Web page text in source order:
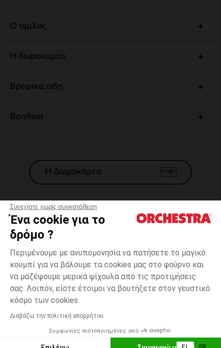
Συνεχίστε χωρίς συγκατάθεση
Ένα cookie για το
δρόμο ?
Περιμένουμε με ανυπομονησία να πατήσετε το μαγικό
κουμπί για να βάλουμε τα cookies μας στο φούρνο και
να μαζέψουμε μερικά ψίχουλα από τις προτιμήσεις
σας. Λοιπόν, είστε έτοιμοι να βουτήξετε στον γευστικό
κόσμο των cookies
Διαβάζω την πολιτική απορρήτου
Συμφωνίες πιστοποιημένες από
Μπλε
3
Δυνατότητα πληρωμής με
ΠΡΟΣΘΉΚΗ ΣΤΟ ΚΑΛΆΘΙ
Ο ομιλος
Η δωροκαρτα
Βρεφικα ειδη
Βοηθεια
Η Δωροκάρτα
Γενικοί 'Οροι Πώλησης
*Εμπορικες προσφορες
Προσωπικά δεδομένα
Διαχείρηση των cookies
Προσβασιμότητα: μη συμμορφούμενη
H Orchestra συμμετέχει στον κωδικά δεοντολογίας και στο σύστημα
μεσολάβησης της Γαλλικής Ομοσπονδίας Ηλεκτρονικού Εμπορίου.